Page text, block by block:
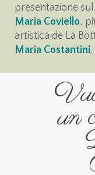
presentazione sul
Maria Coviello,
artistica de La
Maria Costantini
un